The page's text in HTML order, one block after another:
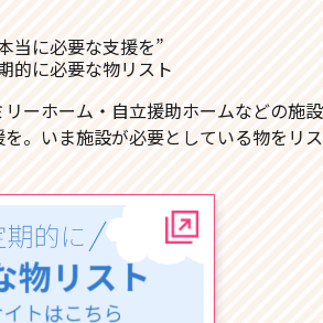
当に必要な支援を”
的に必要な物リスト
ーホーム・自立援助ホームなどの施設
。いま施設が必要としている物をリス